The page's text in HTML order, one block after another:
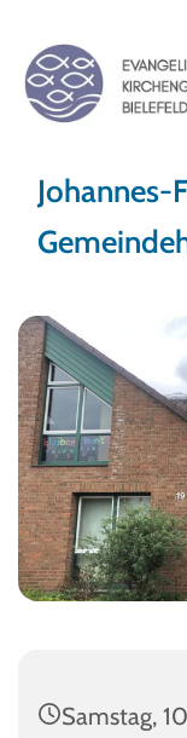
Johannes-
Samstag,